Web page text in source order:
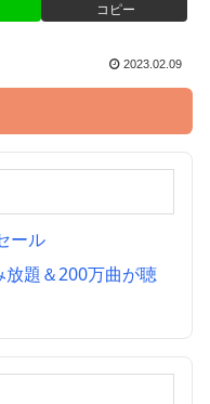
コピー
2023.02.09
ール
題＆200万曲が聴